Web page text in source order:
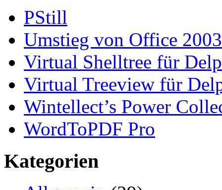
PStill
Umstieg von Office
Virtual Shelltree für
Virtual Treeview für
Wintellect’s Power
WordToPDF Pro
Kategorien